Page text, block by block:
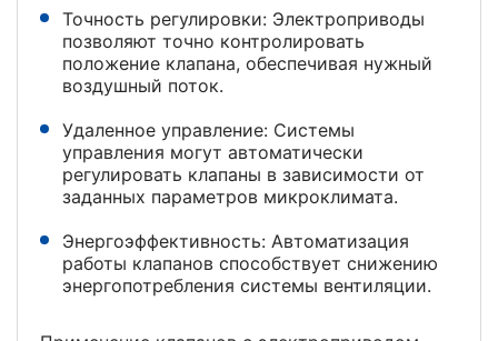
Точность регулировки: Электроприводы
позволяют точно контролировать
положение клапана, обеспечивая нужный
воздушный поток.
Удаленное управление: Системы
управления могут автоматически
регулировать клапаны в зависимости от
заданных параметров микроклимата.
Энергоэффективность: Автоматизация
работы клапанов способствует снижению
энергопотребления системы вентиляции.